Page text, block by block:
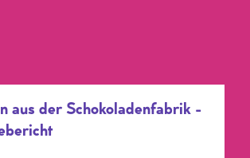
aus der Schokoladenfabrik -